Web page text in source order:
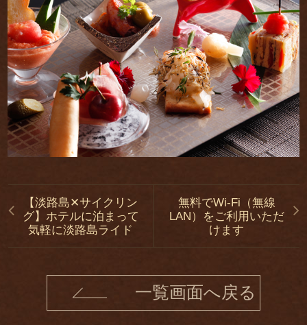
【淡路島✕サイクリン
グ】ホテルに泊まって
気軽に淡路島ライド
無料でWi-Fi（無線
LAN）をご利用いただ
けます
一覧画面へ戻る